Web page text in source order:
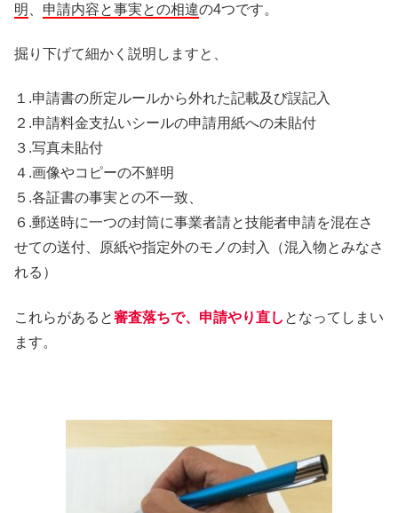
明
申請内容と事実との相違の4つです。
掘り下げて細かく説明しますと、
１.申請書の所定ルールから外れた記載及び誤記入
２.申請料金支払いシールの申請用紙への未貼付
３.写真未貼付
４.画像やコピーの不鮮明
５.各証書の事実との不一致、
６.郵送時に一つの封筒に事業者請と技能者申請を混在さ
せての送付、原紙や指定外のモノの封入（混入物とみなさ
れる）
これらがあると審査落ちで、申請やり直し となってしまい
ます。